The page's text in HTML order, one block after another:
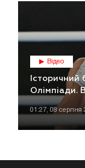
Відео
Історичний
Олімпіади.
01:27, 08 серпня